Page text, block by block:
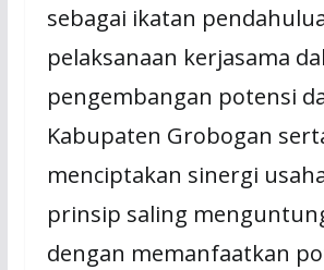
sebagai ikatan
pelaksanaan kerjasama
pengembangan potensi
Kabupaten Grobogan
menciptakan sinergi
prinsip saling
dengan memanfaatkan